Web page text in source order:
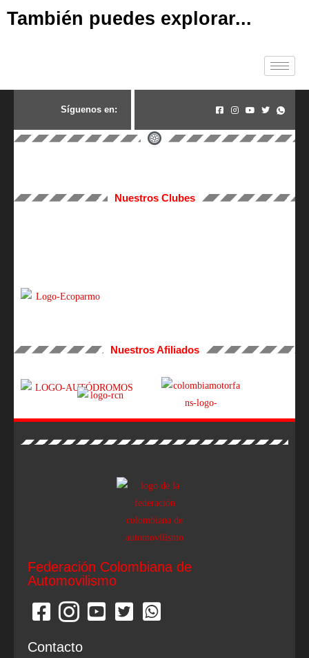
También puedes explorar...
Síguenos en:
Nuestros Clubes
Nuestros Afiliados
Federación Colombiana de
Automovilismo
Contacto